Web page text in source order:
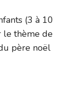
(3 à 10
le thème de
père noël